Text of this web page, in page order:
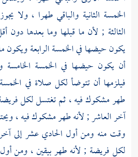
الخمسة الثانية والباقي طهرا ، ولا
الثالثة ; لأن ما قبلها وما بعدها دون
يكون حيضها في الخمسة الرابعة ويكون
أن يكون حيضها في الخمسة الخامسة
فيلزمها أن تتوضأ لكل صلاة في
طهر مشكوك فيه ، ثم تغتسل لكل
آخر العاشر ; لأنه طهر مشكوك فيه ،
وقت منه ومن أول الحادي عشر إلى
لكل فريضة ; لأنه طهر بيقين ، ومن